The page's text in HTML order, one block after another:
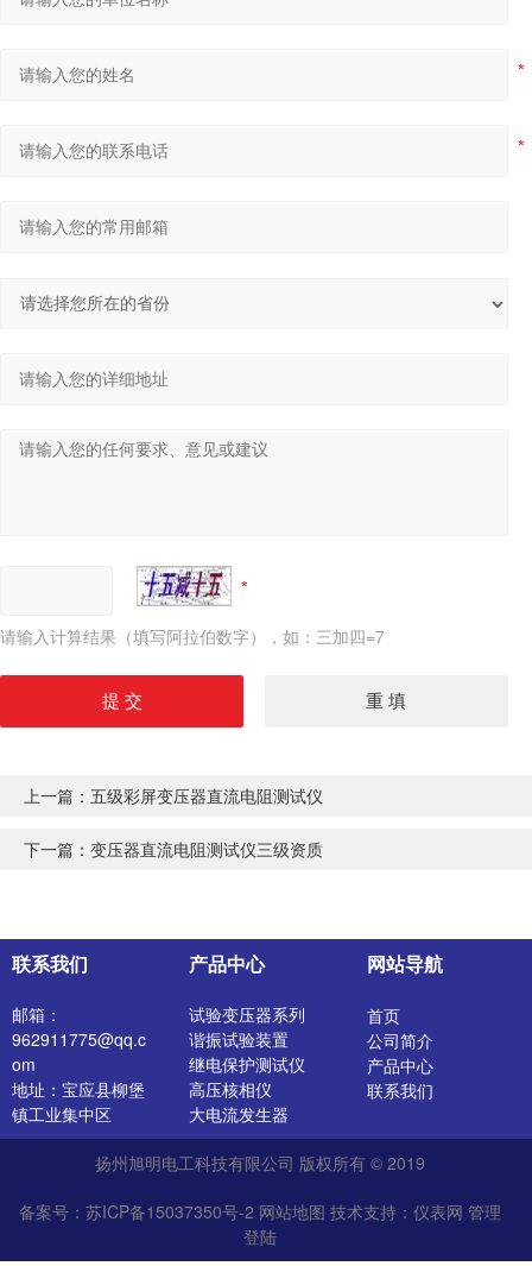
请输入计算结果（填写阿拉伯数字），如：三加四=7
上一篇： 五级彩屏变压器直流电阻测试仪
下一篇： 变压器直流电阻测试仪三级资质
联系我们
邮箱：
962911775@qq.c
om
地址：宝应县柳堡
镇工业集中区
产品中心
试验变压器系列
谐振试验装置
继电保护测试仪
高压核相仪
大电流发生器
开关特性测试仪
高压发生器
介质损耗测试仪
直流电阻测试仪
网站导航
首页
公司简介
产品中心
联系我们
扬州旭明电工科技有限公司 版权所有 © 2019
备案号：苏ICP备15037350号-2 网站地图 技术支持： 仪表网 管理
登陆